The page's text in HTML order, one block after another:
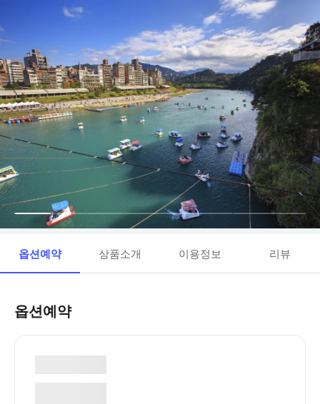
옵션예약 상품소개 이용정보 리뷰
옵션예약